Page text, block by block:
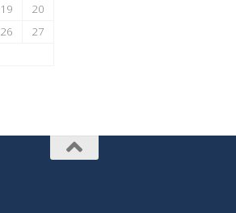
19
20
26
27